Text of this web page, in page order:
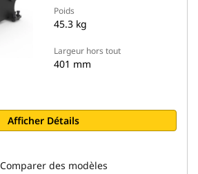
Poids
45.3 kg
Largeur hors tout
401 mm
Afficher Détails
Comparer des modèles